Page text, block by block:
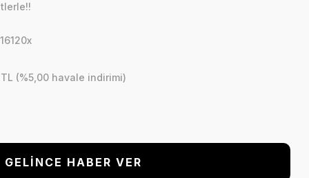
(%5,00 havale indirimi)
GELİNCE HABER VER